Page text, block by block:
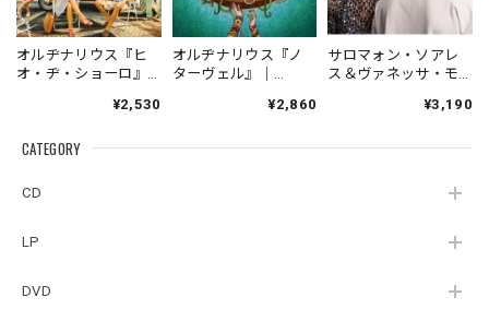
CATEGORY
CD
LP
DVD
オルヂナリウス『ヒ
オ・ヂ・ショーロ』
DE CHORO』（IND-
_LNTBR_
¥2,530
オルヂナリウス『ノ
ターヴェル』｜
VEL』（RB-045）¥2,860
サロマォン・ソアレ
ス＆ヴァネッサ・モ
ス・ヴェントス』|
Vanessa
¥3,190